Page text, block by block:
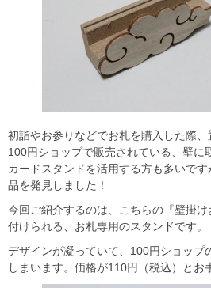
初詣やお参りなどでお札を購入した際、
100円ショップで販売されている、壁に
カードスタンドを活用する方も多いで
品を発見しました！
今回ご紹介するのは、こちらの『壁掛
付けられる、お札専用のスタンドです。
デザインが凝っていて、100円ショップ
しまいます。価格が110円（税込）とお